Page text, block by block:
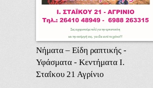
Νήματα – Είδη ραπτικής -
Υφάσματα - Κεντήματα Ι.
Σταΐκου 21 Αγρίνιο